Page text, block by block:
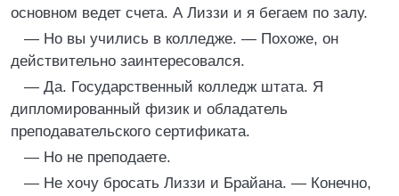
основном ведет счета. А Лиззи и я бегаем по залу.
— Но вы учились в колледже. — Похоже, он
действительно заинтересовался.
— Да. Государственный колледж штата. Я
дипломированный физик и обладатель
преподавательского сертификата.
— Но не преподаете.
— Не хочу бросать Лиззи и Брайана. — Конечно,